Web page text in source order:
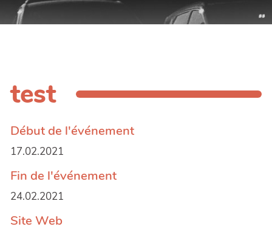
test
Début de l'événement
17.02.2021
Fin de l'événement
24.02.2021
Site Web